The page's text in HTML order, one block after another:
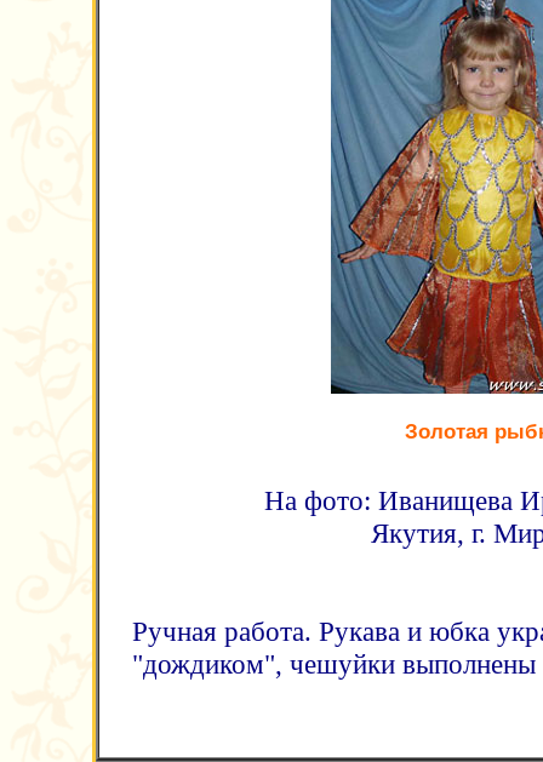
Золотая
На фото: Иванищева
Якутия, г.
Ручная работа. Рукава и юбка
"дождиком", чешуйки выполнены